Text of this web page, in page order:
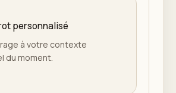
personnalisé
à votre contexte
du moment.